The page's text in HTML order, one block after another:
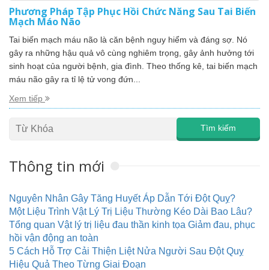
Phương Pháp Tập Phục Hồi Chức Năng Sau Tai Biến
Mạch Máo Não
Tai biến mạch máu não là căn bệnh nguy hiểm và đáng sợ. Nó
gây ra những hậu quả vô cùng nghiêm trọng, gây ảnh hưởng tới
sinh hoạt của người bệnh, gia đình. Theo thống kê, tai biến mạch
máu não gây ra tỉ lệ tử vong đứn...
Xem tiếp
Thông tin mới
Nguyên Nhân Gây Tăng Huyết Áp Dẫn Tới Đột Quỵ?
Một Liệu Trình Vật Lý Trị Liệu Thường Kéo Dài Bao Lâu?
Tổng quan Vật lý trị liệu đau thần kinh tọa Giảm đau, phục
hồi vận động an toàn
5 Cách Hỗ Trợ Cải Thiện Liệt Nửa Người Sau Đột Quỵ
Hiệu Quả Theo Từng Giai Đoạn